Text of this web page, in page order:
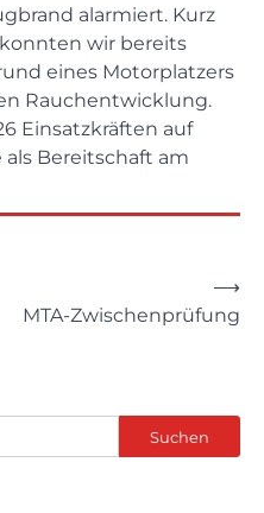
alarmiert. Kurz
wir bereits
eines Motorplatzers
Rauchentwicklung.
Einsatzkräften auf
Bereitschaft am
MTA-Zwischenprüfung
⟶
Suchen